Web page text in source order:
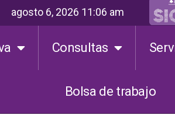
agosto 6, 2026 11:06 am
Consultas
Bolsa de trabajo